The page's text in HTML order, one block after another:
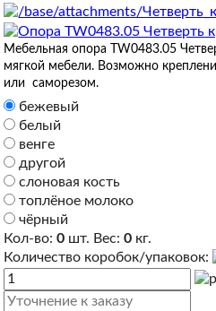
Мебельная опора TW0483.05
мягкой мебели. Возможно
или саморезом.
бежевый
белый
венге
другой
слоновая кость
топлёное молоко
чёрный
Кол-во:0 шт. Вес:0 кг.
Количество коробок/упаковок: